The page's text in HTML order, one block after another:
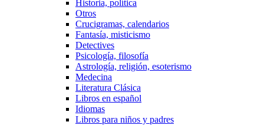
Historia, política
Otros
Crucigramas, calendarios
Fantasía, misticismo
Detectives
Psicología, filosofía
Astrología, religión, esoterismo
Medecina
Literatura Clásica
Libros en español
Idiomas
Libros para niños y padres